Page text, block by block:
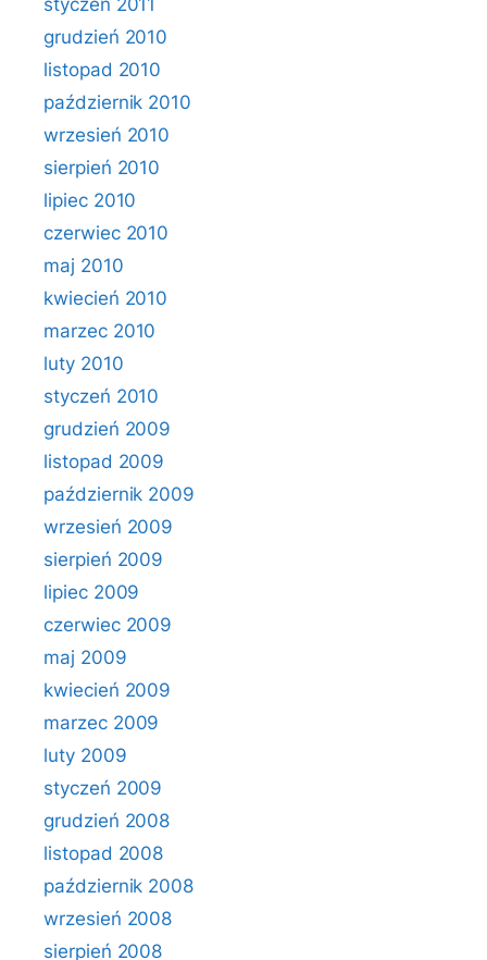
styczeń 2011
grudzień 2010
listopad 2010
październik 2010
wrzesień 2010
sierpień 2010
lipiec 2010
czerwiec 2010
maj 2010
kwiecień 2010
marzec 2010
luty 2010
styczeń 2010
grudzień 2009
listopad 2009
październik 2009
wrzesień 2009
sierpień 2009
lipiec 2009
czerwiec 2009
maj 2009
kwiecień 2009
marzec 2009
luty 2009
styczeń 2009
grudzień 2008
listopad 2008
październik 2008
wrzesień 2008
sierpień 2008